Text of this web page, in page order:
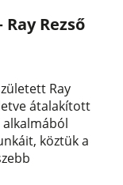
Rezső
Ray
átalakított
köztük a